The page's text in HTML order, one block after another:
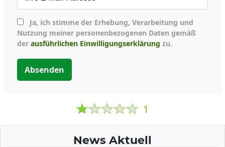
Nutzung meiner personenbezogenen Daten gemäß
der ausführlichen Einwilligungserklärung zu.
Absenden
1
News Aktuell